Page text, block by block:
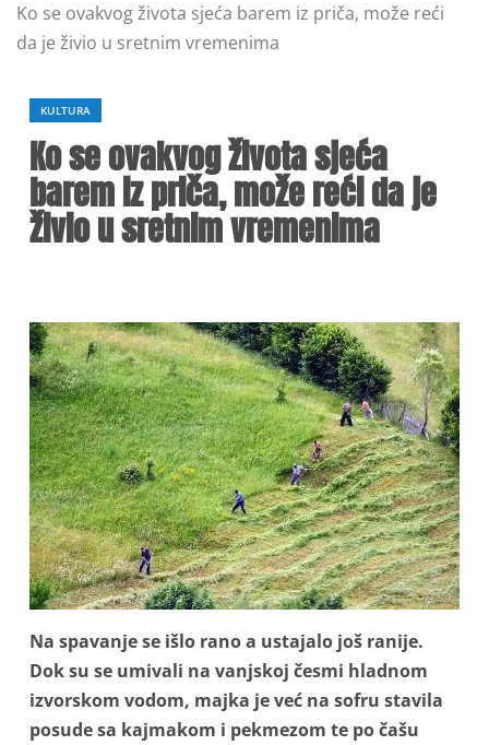
Ko se ovakvog života sjeća barem iz priča, može reći
da je živio u sretnim vremenima
KULTURA
Ko se ovakvog života sjeća
barem iz priča, može reći da je
živio u sretnim vremenima
Na spavanje se išlo rano a ustajalo još ranije.
Dok su se umivali na vanjskoj česmi hladnom
izvorskom vodom, majka je već na sofru stavila
posude sa kajmakom i pekmezom te po čašu